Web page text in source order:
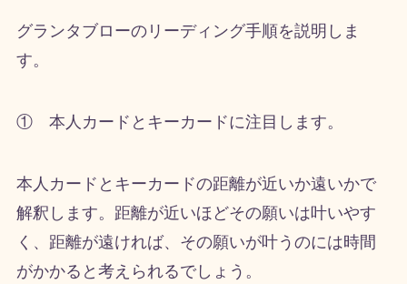
グランタブローのリーディング手順を説明しま
す。
① 本人カードとキーカードに注目します。
本人カードとキーカードの距離が近いか遠いかで
解釈します。距離が近いほどその願いは叶いやす
く、距離が遠ければ、その願いが叶うのには時間
がかかると考えられるでしょう。